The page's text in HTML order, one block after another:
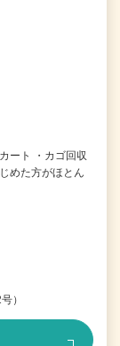
ート ・カゴ回収
めた方がほとん
）